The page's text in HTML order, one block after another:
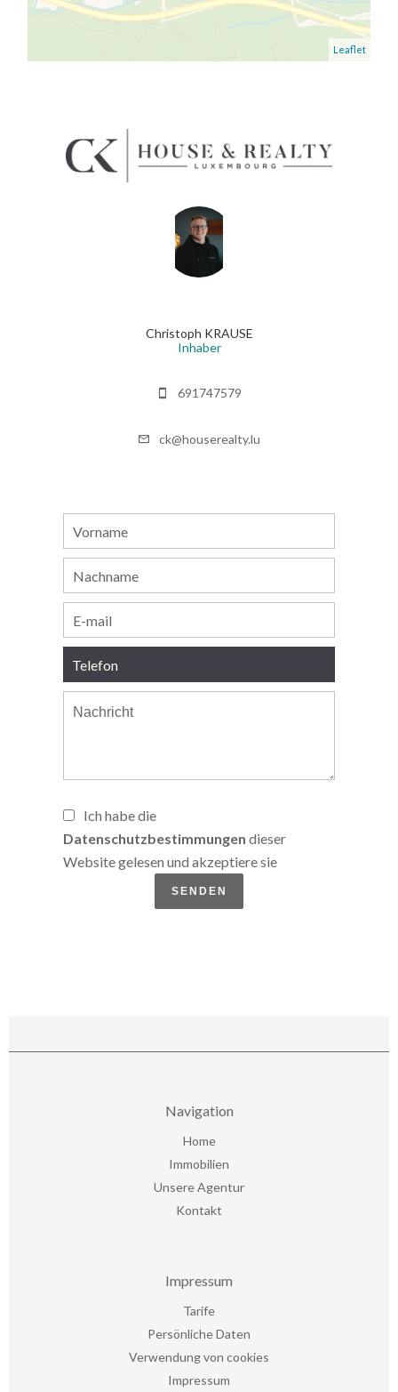
Leaflet
Christoph KRAUSE
Inhaber
691747579
ck@houserealty.lu
Ich habe die
Datenschutzbestimmungen dieser
Website gelesen und akzeptiere sie
SENDEN
Navigation
Home
Immobilien
Unsere Agentur
Kontakt
Impressum
Tarife
Persönliche Daten
Verwendung von cookies
Impressum